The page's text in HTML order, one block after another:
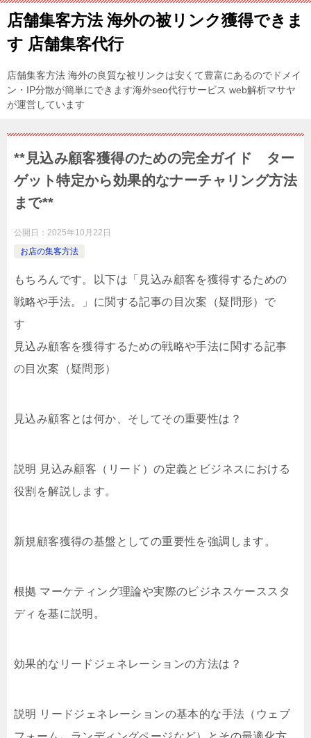
店舗集客方法 海外の被リンク獲得できま
す 店舗集客代行
店舗集客方法 海外の良質な被リンクは安くて豊富にあるのでドメイ
ン・IP分散が簡単にできます海外seo代行サービス web解析マサヤ
が運営しています
**見込み顧客獲得のための完全ガイド ター
ゲット特定から効果的なナーチャリング方法
まで**
公開日： 2025年10月22日
お店の集客方法
もちろんです。以下は「見込み顧客を獲得するための
戦略や手法。」に関する記事の目次案（疑問形）で
す
見込み顧客を獲得するための戦略や手法に関する記事
の目次案（疑問形）
見込み顧客とは何か、そしてその重要性は？
説明 見込み顧客（リード）の定義とビジネスにおける
役割を解説します。
新規顧客獲得の基盤としての重要性を強調します。
根拠 マーケティング理論や実際のビジネスケーススタ
ディを基に説明。
効果的なリードジェネレーションの方法は？
説明 リードジェネレーションの基本的な手法（ウェブ